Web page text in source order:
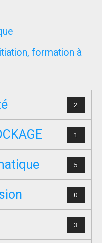
formation à
2
1
5
0
3